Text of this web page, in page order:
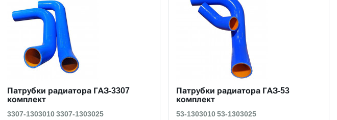
Патрубки радиатора ГАЗ-3307
комплект
3307-1303010 3307-1303025
Патрубки радиатора ГАЗ-53
комплект
53-1303010 53-1303025